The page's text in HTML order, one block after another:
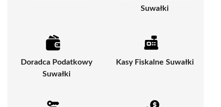
Suwałki
Doradca Podatkowy
Suwałki
Kasy Fiskalne Suwałki